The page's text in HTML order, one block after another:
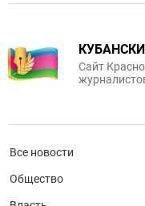
Сайт
Все новости
Общество